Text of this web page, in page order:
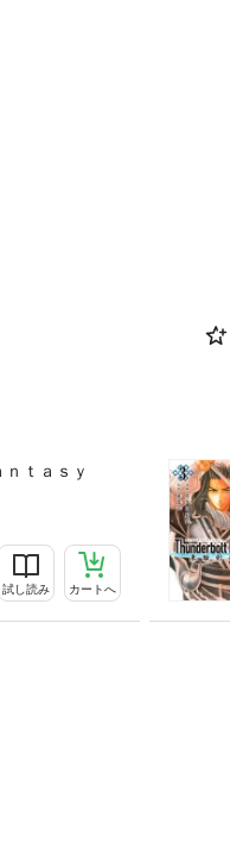
ｎｔａｓｙ
試し読み カートへ